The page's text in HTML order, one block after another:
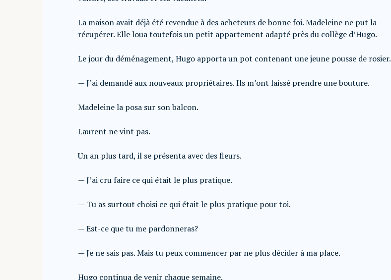
La maison avait déjà été revendue à des acheteurs de bonne foi. Madeleine ne put la
récupérer. Elle loua toutefois un petit appartement adapté près du collège d’Hugo.
Le jour du déménagement, Hugo apporta un pot contenant une jeune pousse de rosier.
— J’ai demandé aux nouveaux propriétaires. Ils m’ont laissé prendre une bouture.
Madeleine la posa sur son balcon.
Laurent ne vint pas.
Un an plus tard, il se présenta avec des fleurs.
— J’ai cru faire ce qui était le plus pratique.
— Tu as surtout choisi ce qui était le plus pratique pour toi.
— Est-ce que tu me pardonneras?
— Je ne sais pas. Mais tu peux commencer par ne plus décider à ma place.
Hugo continua de venir chaque semaine.